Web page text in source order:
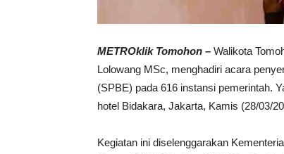
METROklik Tomohon – Walikota
Lolowang MSc, menghadiri acara
(SPBE) pada 616 instansi pemerintah.
hotel Bidakara, Jakarta, Kamis (28/03/
Kegiatan ini diselenggarakan